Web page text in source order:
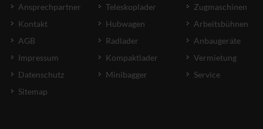
Ansprechpartner
Kontakt
AGB
Impressum
Datenschutz
Sitemap
Teleskoplader
Hubwagen
Radlader
Kompaktlader
Minibagger
Zugmaschinen
Arbeitsbühnen
Anbaugeräte
Vermietung
Service